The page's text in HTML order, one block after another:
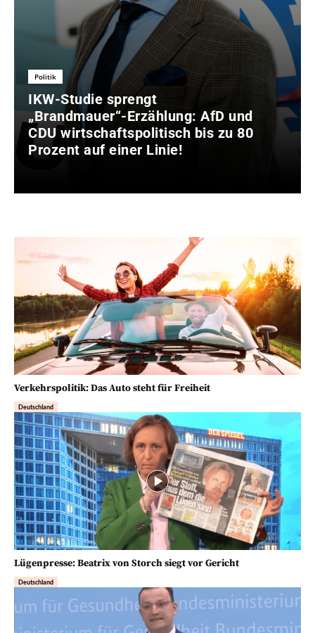
Politik
IKW-Studie sprengt
„Brandmauer“-Erzählung: AfD und
CDU wirtschaftspolitisch bis zu 80
Prozent auf einer Linie!
Verkehrspolitik: Das Auto steht für Freiheit
Deutschland
Lügenpresse: Beatrix von Storch siegt vor Gericht
Deutschland